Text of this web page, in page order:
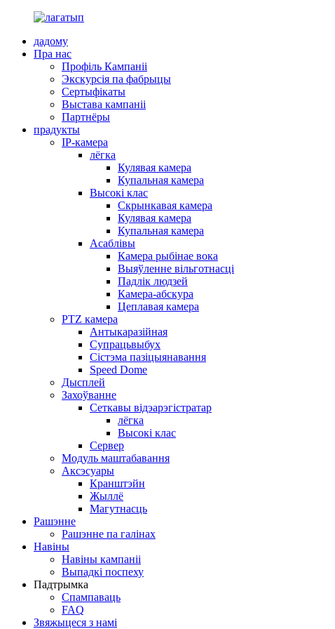
дадому
Пра нас
Профіль Кампаніі
Экскурсія па фабрыцы
Сертыфікаты
Выстава кампаніі
Партнёры
прадукты
IP-камера
лёгка
Кулявая камера
Купальная камера
Высокі клас
Скрынкавая камера
Кулявая камера
Купальная камера
Асаблівы
Камера рыбінае вока
Выяўленне вільготнасці
Падлік людзей
Камера-абскура
Цеплавая камера
PTZ камера
Антыкаразійная
Супрацьвыбух
Сістэма пазіцыянавання
Speed ​​Dome
Дысплей
Захоўванне
Сеткавы відэарэгістратар
лёгка
Высокі клас
Сервер
Модуль маштабавання
Аксэсуары
Кранштэйн
Жыллё
Магутнасць
Рашэнне
Рашэнне па галінах
Навіны
Навіны кампаніі
Выпадкі поспеху
Падтрымка
Спампаваць
FAQ
Звяжыцеся з намі